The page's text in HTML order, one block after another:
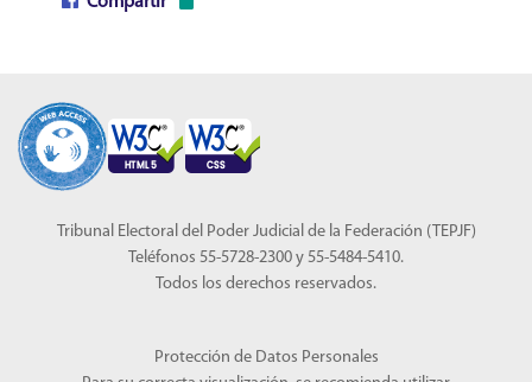
Tribunal Electoral del Poder Judicial de la Federación (TEPJF)
Teléfonos 55-5728-2300 y 55-5484-5410.
Todos los derechos reservados.
Protección de Datos Personales